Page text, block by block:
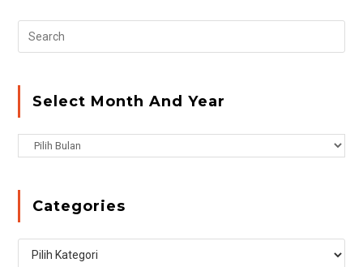
Select Month And Year
Select
Month
Categories
Categories